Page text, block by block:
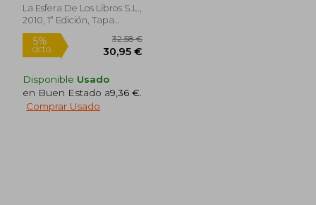
5%
dcto.
16,00 €
15,20 €
La Esfera De Los Libros S.L.,
2010, 1ª Edición, Tapa
Blanda, Nuevo
Disponible Usado
en Buen Estado a9,36 €
Comprar Usado